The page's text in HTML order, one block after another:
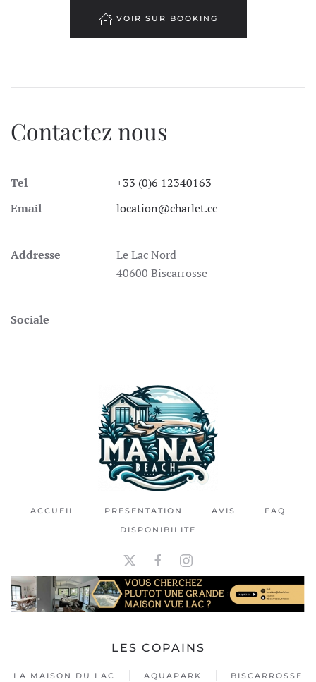
VOIR SUR BOOKING
Contactez nous
Tel
+33 (0)6 12340163
Email
location@charlet.cc
Addresse
Le Lac Nord
40600 Biscarrosse
Sociale
ACCUEIL PRESENTATION AVIS
FAQ
DISPONIBILITE
LES COPAINS
LA MAISON DU LAC AQUAPARK BISCARROSSE